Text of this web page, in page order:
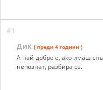
#1
Дик ( преди 4 години )
А най-добре е, ако имаш
непознат, разбира се.